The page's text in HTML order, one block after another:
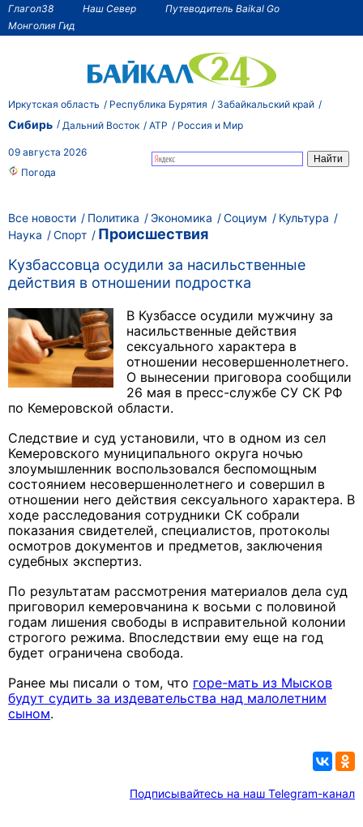
Глагол38 Наш Север
Путеводитель Baikal Go
Монголия Гид
Иркутская область Республика Бурятия Забайкальский край
Сибирь Дальний Восток АТР Россия и Мир
09 августа 2026
Погода
Все новости Политика Экономика Социум
Культура
Наука
Спорт
Происшествия
Кузбассовца осудили за насильственные
действия в отношении подростка
В Кузбассе осудили мужчину за
насильственные действия
сексуального характера в
отношении несовершеннолетнего.
О вынесении приговора сообщили
26 мая в пресс-службе СУ СК РФ
по Кемеровской области.
Следствие и суд установили, что в одном из сел
Кемеровского муниципального округа ночью
злоумышленник воспользовался беспомощным
состоянием несовершеннолетнего и совершил в
отношении него действия сексуального характера. В
ходе расследования сотрудники СК собрали
показания свидетелей, специалистов, протоколы
осмотров документов и предметов, заключения
судебных экспертиз.
По результатам рассмотрения материалов дела суд
приговорил кемеровчанина к восьми с половиной
годам лишения свободы в исправительной колонии
строгого режима. Впоследствии ему еще на год
будет ограничена свобода.
Ранее мы писали о том, что горе-мать из Мысков
будут судить за издевательства над малолетним
сыном.
Подписывайтесь на наш Telegram-канал